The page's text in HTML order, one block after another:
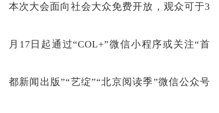
本次大会面向社会大众免费开放，观众可于3
月17日起通过“COL+”微信小程序或关注“首
都新闻出版”“艺绽”“北京阅读季”微信公众号